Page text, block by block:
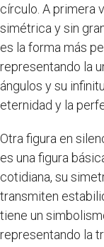
círculo. A primera
simétrica y sin
es la forma más
representando la
ángulos y su
eternidad y la
Otra figura en
es una figura
cotidiana, su
transmiten
tiene un
representando la